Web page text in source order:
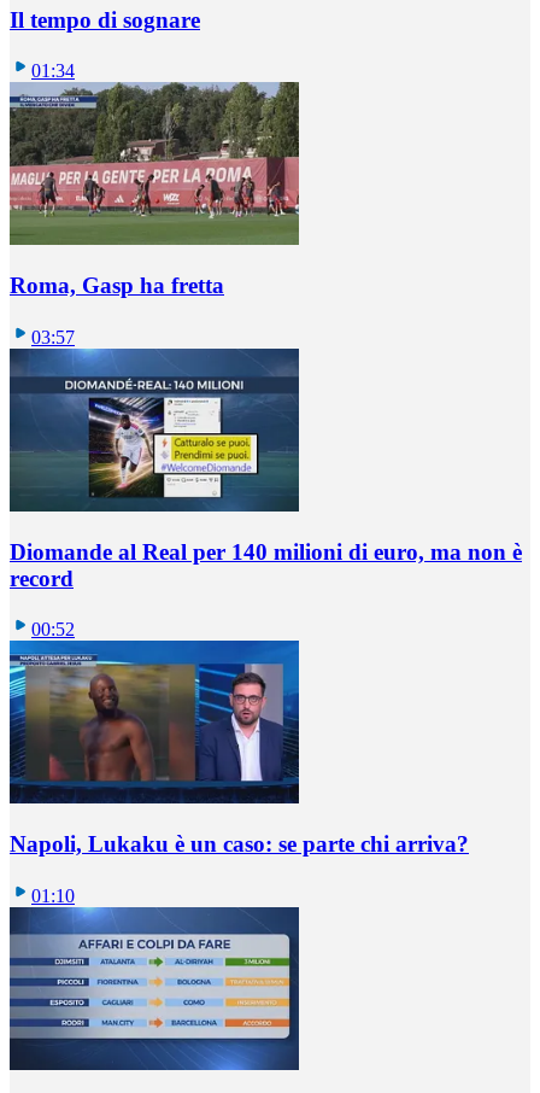
Il tempo di sognare
01:34
Roma, Gasp ha fretta
03:57
Diomande al Real per 140 milioni di euro, ma non è
record
00:52
Napoli, Lukaku è un caso: se parte chi arriva?
01:10